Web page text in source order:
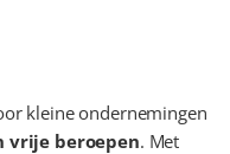
kleine ondernemingen
vrije beroepen. Met